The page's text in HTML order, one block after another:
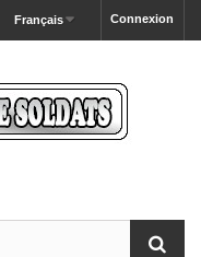
Connexion
Français